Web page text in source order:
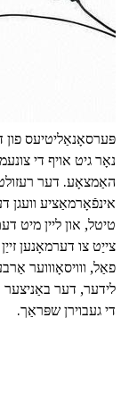
פּערסאָנאַליטיעס פון
נאָר גיט אויף די
האַמצאָע. דער
אינפֿאָרמאַציע וועגן
טיטל, און ליין מיט
צייַט צו דערמאָנען
לידער, דער באַניצער
די געבוירן שפּראַך.